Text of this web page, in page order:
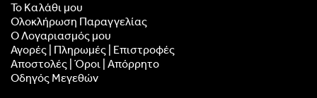
Το Καλάθι μου
Ολοκλήρωση Παραγγελίας
Ο Λογαριασμός μου
Αγορές | Πληρωμές | Επιστροφές
Αποστολές | Όροι | Απόρρητο
Οδηγός Μεγεθών